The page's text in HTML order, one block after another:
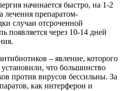
начинается быстро, на 1-2
лечения препаратом-
случаи отсроченной
появляется через 10-14 дней
– явление, которого
что большинство
против вирусов бессильны. За
как интерферон и